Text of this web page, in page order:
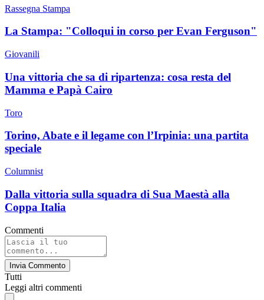
Rassegna Stampa
La Stampa: "Colloqui in corso per Evan Ferguson"
Giovanili
Una vittoria che sa di ripartenza: cosa resta del
Mamma e Papà Cairo
Toro
Torino, Abate e il legame con l’Irpinia: una partita
speciale
Columnist
Dalla vittoria sulla squadra di Sua Maestà alla
Coppa Italia
Commenti
Invia Commento
Tutti
Leggi altri commenti